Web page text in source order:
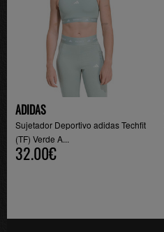
ADIDAS
Sujetador Deportivo adidas Techfit
(TF) Verde A...
32.00€